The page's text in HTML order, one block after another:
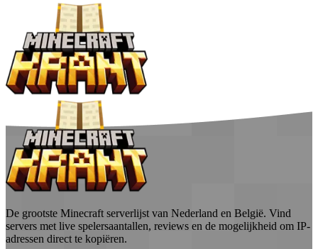
De grootste Minecraft serverlijst van Nederland en België. Vind
servers met live spelersaantallen, reviews en de mogelijkheid om IP-
adressen direct te kopiëren.